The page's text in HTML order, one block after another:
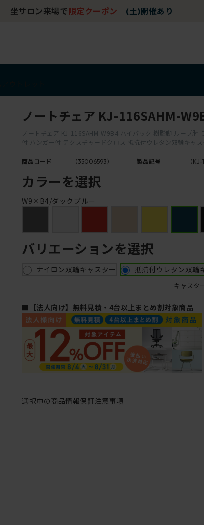
坐サロン来場で 限定クーポン (土)開催あり
ノートチェア KJ-116SAHM-
ノートチェア KJ-116SAHM-W9B4 ハイバック 樹脂脚 ループ肘
付 ハンガー付 テクスチャードクロス 抵抗付ウレタン双輪キャ
商品コード （35006593） 製品記号 （
カラーを選択
W9×B4/ダックブルー
バリエーションを選択
ナイロン双輪キャスター 抵抗付ウレタン双輪
キャスタ
■【法人向け】無料見積・4台以上まとめ割対象商品
選択中の商品情報保証注意事項